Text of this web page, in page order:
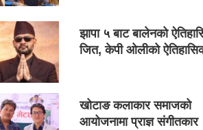
झापा ५ बाट बालेनको
जित, केपी ओलीको
खोटाङ कलाकार समाजको
आयोजनामा प्राज्ञ संगीतकार